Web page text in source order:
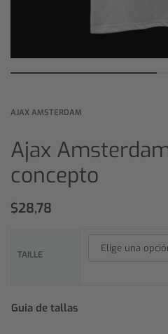
AJAX AMSTERDAM
Ajax
concepto
$28,78
TAILLE
Guia de tallas